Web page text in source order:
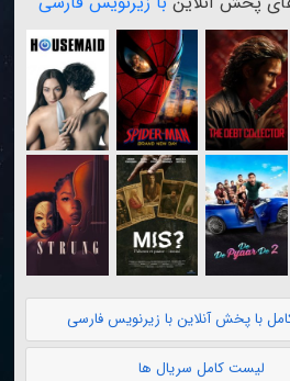
با پخش آنلاین با زیرنویس فارسی
لیست کامل سریال ها